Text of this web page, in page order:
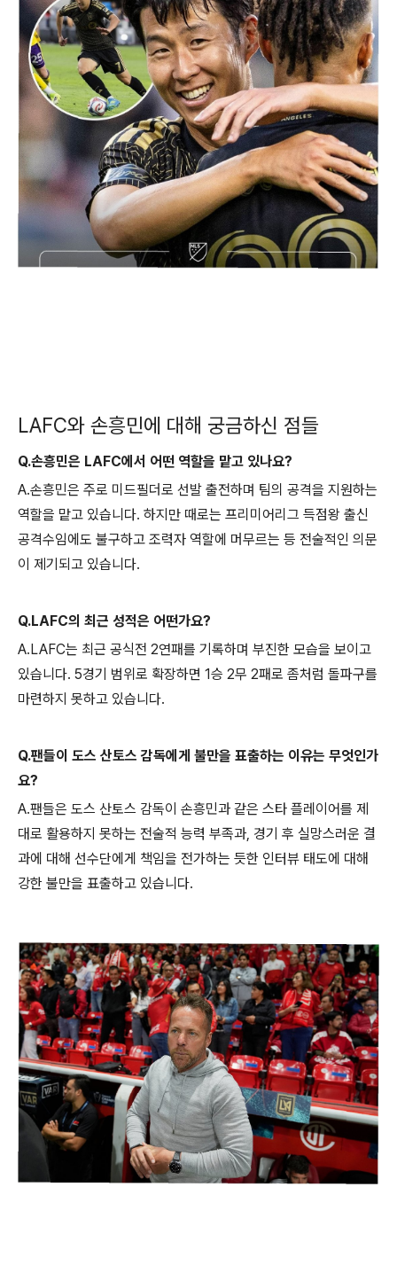
LAFC와 손흥민에 대해 궁금하신 점들
Q.손흥민은 LAFC에서 어떤 역할을 맡고 있나요?
A.손흥민은 주로 미드필더로 선발 출전하며 팀의 공격을 지원하는
역할을 맡고 있습니다. 하지만 때로는 프리미어리그 득점왕 출신
공격수임에도 불구하고 조력자 역할에 머무르는 등 전술적인 의문
이 제기되고 있습니다.
Q.LAFC의 최근 성적은 어떤가요?
A.LAFC는 최근 공식전 2연패를 기록하며 부진한 모습을 보이고
있습니다. 5경기 범위로 확장하면 1승 2무 2패로 좀처럼 돌파구를
마련하지 못하고 있습니다.
Q.팬들이 도스 산토스 감독에게 불만을 표출하는 이유는 무엇인가
요?
A.팬들은 도스 산토스 감독이 손흥민과 같은 스타 플레이어를 제
대로 활용하지 못하는 전술적 능력 부족과, 경기 후 실망스러운 결
과에 대해 선수단에게 책임을 전가하는 듯한 인터뷰 태도에 대해
강한 불만을 표출하고 있습니다.